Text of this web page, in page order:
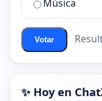
ChatZona?
Música
Votar
✨ Hoy en